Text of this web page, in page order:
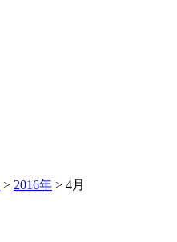
> 2016年 > 4月